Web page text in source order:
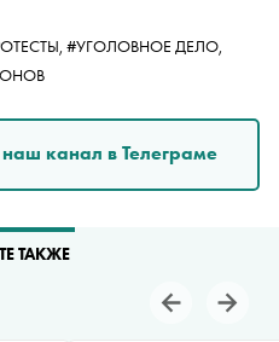
#УГОЛОВНОЕ ДЕЛО,
канал в Телеграме
ТАКЖЕ